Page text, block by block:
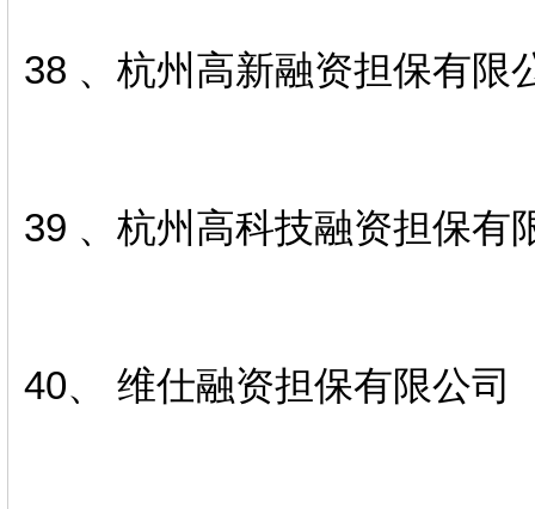
38 、杭州高新融资担保有限
39 、杭州高科技融资担保有
40、 维仕融资担保有限公司